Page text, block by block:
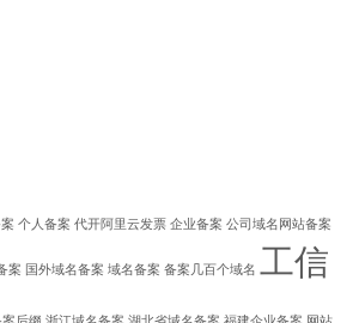
个人备案 代开阿里云发票 企业备案 公司域名网站备案
案 国外域名备案 域名备案 备案几百个域名 工信